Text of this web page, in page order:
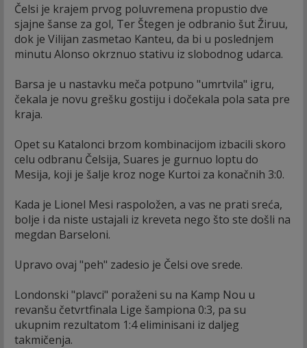
Čelsi je krajem prvog poluvremena propustio dve
sjajne šanse za gol, Ter Štegen je odbranio šut Žiruu,
dok je Vilijan zasmetao Kanteu, da bi u poslednjem
minutu Alonso okrznuo stativu iz slobodnog udarca.
Barsa je u nastavku meča potpuno "umrtvila" igru,
čekala je novu grešku gostiju i dočekala pola sata pre
kraja.
Opet su Katalonci brzom kombinacijom izbacili skoro
celu odbranu Čelsija, Suares je gurnuo loptu do
Mesija, koji je šalje kroz noge Kurtoi za konačnih 3:0.
Kada je Lionel Mesi raspoložen, a vas ne prati sreća,
bolje i da niste ustajali iz kreveta nego što ste došli na
megdan Barseloni.
Upravo ovaj "peh" zadesio je Čelsi ove srede.
Londonski "plavci" poraženi su na Kamp Nou u
revanšu četvrtfinala Lige šampiona 0:3, pa su
ukupnim rezultatom 1:4 eliminisani iz daljeg
takmičenja.